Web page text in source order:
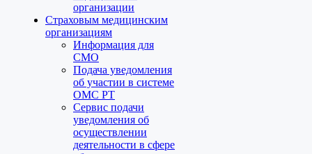
организации
Страховым медицинским
организациям
Информация для
СМО
Подача уведомления
об участии в системе
ОМС РТ
Сервис подачи
уведомления об
осуществлении
деятельности в сфере